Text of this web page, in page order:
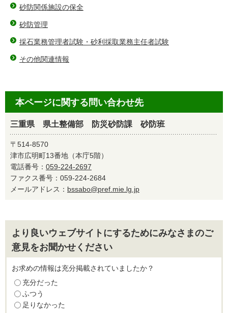
砂防関係施設の保全
砂防管理
採石業務管理者試験・砂利採取業務主任者試験
その他関連情報
本ページに関する問い合わせ先
三重県 県土整備部 防災砂防課 砂防班
〒514-8570
津市広明町13番地（本庁5階）
電話番号： 059-224-2697
ファクス番号：059-224-2684
メールアドレス： bssabo@pref.mie.lg.jp
より良いウェブサイトにするためにみなさまのご
意見をお聞かせください
お求めの情報は充分掲載されていましたか？
充分だった
ふつう
足りなかった